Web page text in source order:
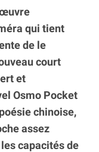
qui tient
de le
court
et
Osmo Pocket
chinoise,
assez
capacités de